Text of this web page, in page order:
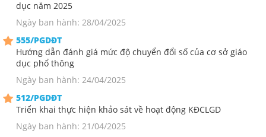
dục năm 2025
Ngày ban hành: 28/04/2025
555/PGDĐT
Hướng dẫn đánh giá mức độ chuyển đổi số của cơ sở giáo
dục phổ thông
Ngày ban hành: 24/04/2025
512/PGDĐT
Triển khai thực hiện khảo sát về hoạt động KĐCLGD
Ngày ban hành: 21/04/2025